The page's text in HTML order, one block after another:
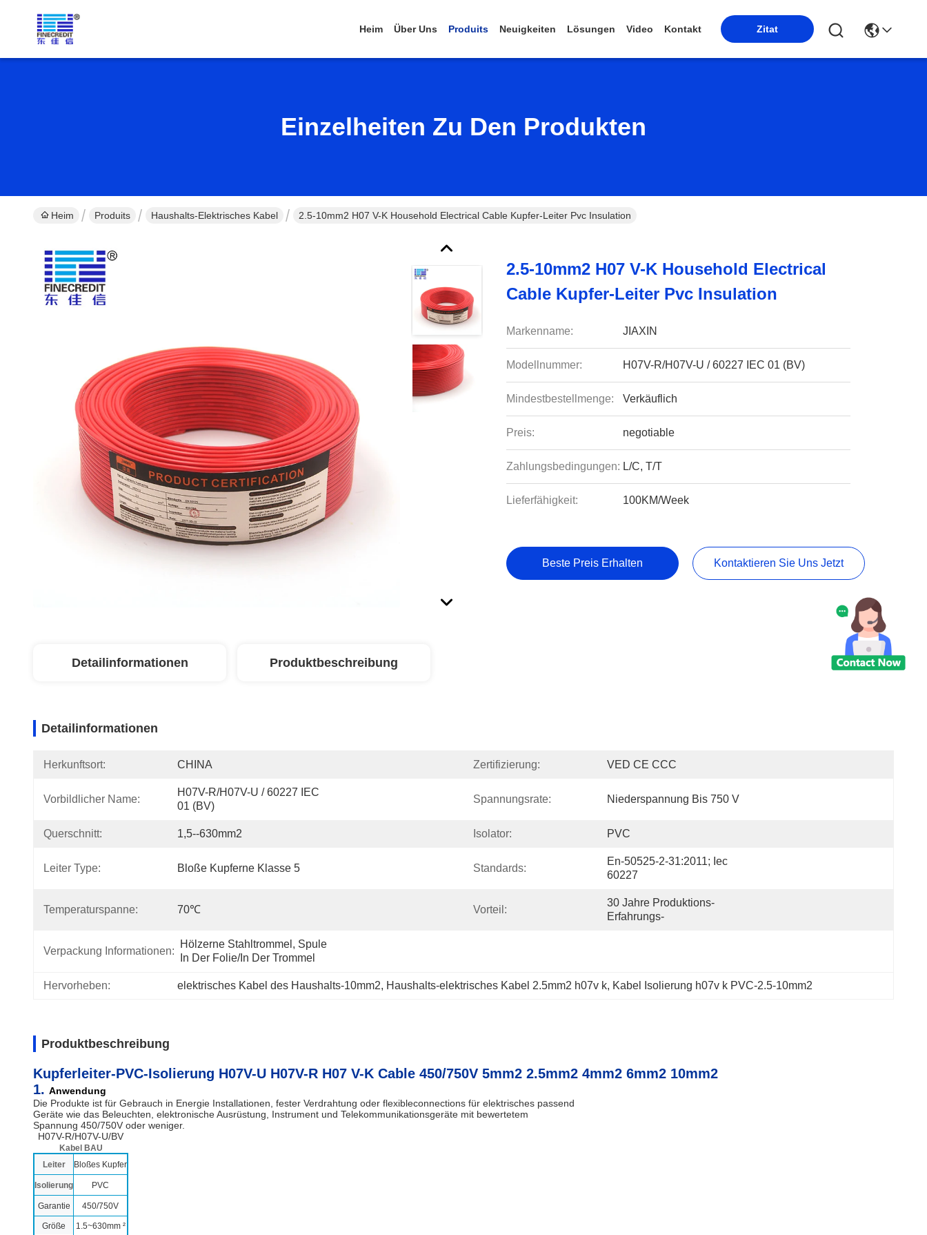
Heim Über Uns Produits Neuigkeiten Lösungen Video Kontakt Zitat
Einzelheiten Zu Den Produkten
Heim Produits Haushalts-Elektrisches Kabel 2.5-10mm2 H07 V-K Household Electrical Cable Kupfer-Leiter Pvc Insulation
2.5-10mm2 H07 V-K Household Electrical
Cable Kupfer-Leiter Pvc Insulation
Markenname: JIAXIN
Modellnummer: H07V-R/H07V-U / 60227 IEC 01 (BV)
Mindestbestellmenge: Verkäuflich
Preis: negotiable
Zahlungsbedingungen: L/C, T/T
Lieferfähigkeit: 100KM/Week
Beste Preis Erhalten Kontaktieren Sie Uns Jetzt
Detailinformationen Produktbeschreibung
Detailinformationen
Herkunftsort: CHINA Zertifizierung: VED CE CCC
Vorbildlicher Name:
H07V-R/H07V-U / 60227 IEC
01 (BV)
Spannungsrate: Niederspannung Bis 750 V
Querschnitt: 1,5--630mm2 Isolator: PVC
Leiter Type: Bloße Kupferne Klasse 5 Standards:
En-50525-2-31:2011; Iec
60227
Temperaturspanne: 70℃ Vorteil:
30 Jahre Produktions-
Erfahrungs-
Verpackung Informationen:
Hölzerne Stahltrommel, Spule
In Der Folie/in Der Trommel
Hervorheben: elektrisches Kabel des Haushalts-10mm2, Haushalts-elektrisches Kabel 2.5mm2 h07v k, Kabel Isolierung h07v k PVC-2.5-10mm2
Produktbeschreibung
Kupferleiter-PVC-Isolierung H07V-U H07V-R H07 V-K Cable 450/750V 5mm2 2.5mm2 4mm2 6mm2 10mm2
1. Anwendung
Die Produkte ist für Gebrauch in Energie Installationen, fester Verdrahtung oder flexibleconnections für elektrisches passend
Geräte wie das Beleuchten, elektronische Ausrüstung, Instrument und Telekommunikationsgeräte mit bewertetem
Spannung 450/750V oder weniger.
H07V-R/H07V-U/BV
Kabel BAU
Leiter
Bloßes Kupfer
Isolierung PVC
Garantie 450/750V
Größe 1.5~630mm ²